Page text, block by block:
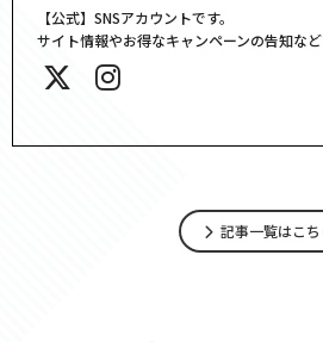
【公式】SNSアカウントです。
サイト情報やお得なキャンペーンの告知など
記事一覧はこち